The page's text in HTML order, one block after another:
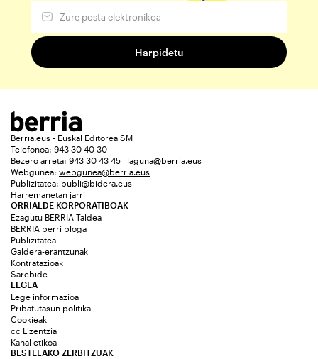
Berria.eus - Euskal Editorea SM
Telefonoa: 943 30 40 30
Bezero arreta: 943 30 43 45 | laguna@berria.eus
Webgunea: webgunea@berria.eus
Publizitatea: publi@bidera.eus
Harremanetan jarri
ORRIALDE KORPORATIBOAK
Ezagutu BERRIA Taldea
BERRIA berri bloga
Publizitatea
Galdera-erantzunak
Kontratazioak
Sarebide
LEGEA
Lege informazioa
Pribatutasun politika
Cookieak
cc Lizentzia
Kanal etikoa
BESTELAKO ZERBITZUAK